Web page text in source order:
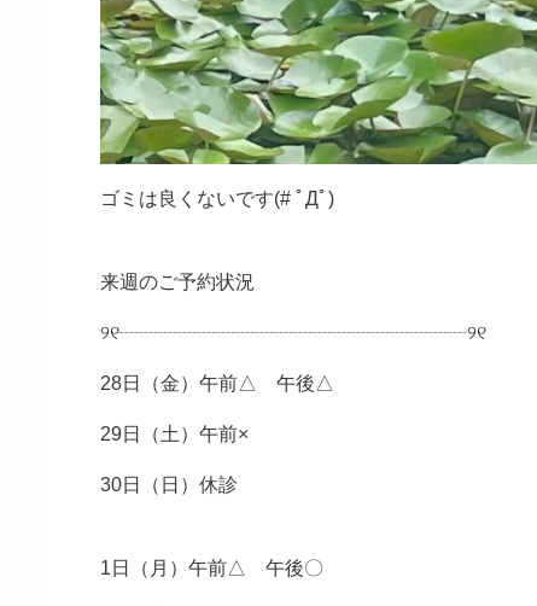
ゴミは良くないです(# ﾟДﾟ)
来週のご予約状況
୨୧┈┈┈┈┈┈┈┈┈┈┈┈┈┈┈┈┈┈୨୧
28日（金）午前△ 午後△
29日（土）午前×
30日（日）休診
1日（月）午前△ 午後〇